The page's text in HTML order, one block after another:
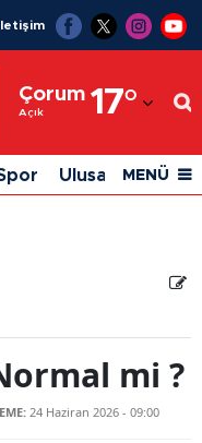
Çorum
Açık 17°
Adıyaman
Afyonkarahisar
Ağrı
Antalya
Artvin
Aydın
Ulusal Siyaset
MENÜ
mi ?
24 Haziran 2026 - 09:00